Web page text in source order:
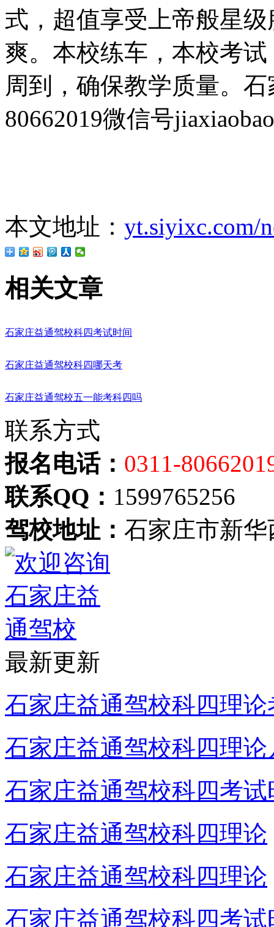
式，超值享受上帝般星
爽。本校练车，本校考
周到，确保教学质量。
80662019微信号
本文地址： yt.siyixc.com/
相关文章
石家庄益通驾校科四考试时间
石家庄益通驾校科四哪天考
石家庄益通驾校五一能考科四吗
联系方式
报名电话： 0311-
联系QQ： 1599765256
驾校地址： 石家庄市新
最新更新
石家庄益通驾校科四理论
石家庄益通驾校科四理论
石家庄益通驾校科四考试
石家庄益通驾校科四理论
石家庄益通驾校科四理论
石家庄益通驾校科四考试